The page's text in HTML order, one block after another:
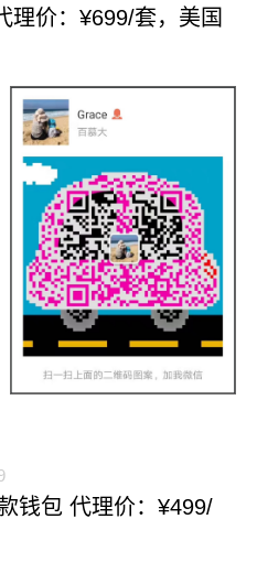
理价：¥699/套，美国
钱包 代理价：¥499/